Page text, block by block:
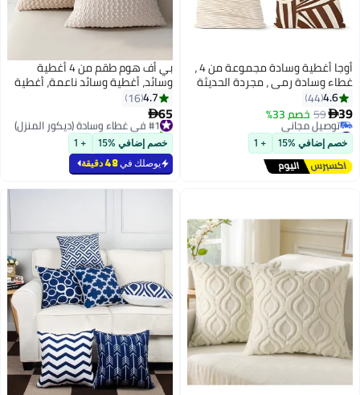
أوجا أغطية وسادة مجموعة من 4 ،
غطاء وسادة رمي ، مجردة الحديثة
× 45 سم ، لغرفة المعيشة أريكة
18 بوصة (نمط مزدوج الوجهين
4.6
44
39
59 خصم 33%
#8 في غطاء وسادة (ديكور المنزل)
أقل سعر في السنة
توصيل مجاني
#8 في غطاء وسادة (ديكور المنزل)
خصم إضافي %15 + 1
بي أف هوم طقم من 4 أغطية
وسائد، أغطية وسائد ناعمة، أغطية
45 سم، رمضان للكنبة والسرير
وديكور غرفة المعيشة
4.7
16
65#1 في غطاء وسادة (ديكور المنزل)
تم بيع +10 مؤخرًا
#1 في غطاء وسادة (ديكور المنزل)
خصم إضافي %15 + 1
يوصلك في48 دقيقة